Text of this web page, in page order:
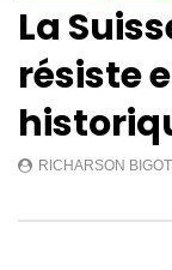
La
résiste
RICHARSON BIGOT